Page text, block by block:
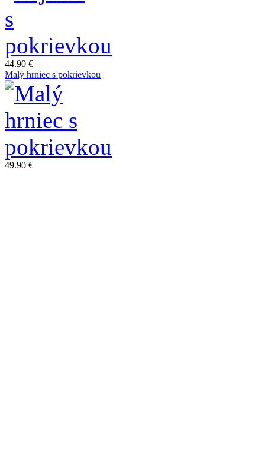
44.90 €
Malý hrniec s pokrievkou
49.90 €